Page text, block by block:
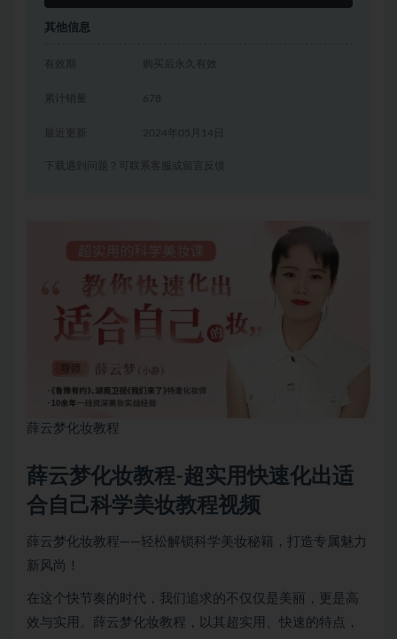
其他信息
有效期 购买后永久有效
累计销量 678
2024年05月14日
下载遇到问题？可联系客服或留言反馈
薛云梦化妆教程
薛云梦化妆教程-超实用快速化出适
合自己科学美妆教程视频
薛云梦化妆教程——轻松解锁科学美妆秘籍，打造专属魅力
新风尚！
在这个快节奏的时代，我们追求的不仅仅是美丽，更是高
效与实用。薛云梦化妆教程，以其超实用、快速的特点，